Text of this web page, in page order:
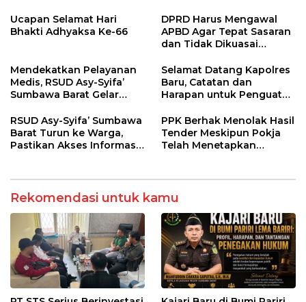
Melitus pada Lansia
hingga WNA
Ucapan Selamat Hari
Bhakti Adhyaksa Ke-66
DPRD Harus Mengawal
APBD Agar Tepat Sasaran
dan Tidak Dikuasai
Tertentu
Mendekatkan Pelayanan
Medis, RSUD Asy-Syifa’
Sumbawa Barat Gelar
Kesehatan di Taliwang
Selamat Datang Kapolres
Baru, Catatan dan
Harapan untuk Penguatan
RSUD Asy-Syifa’ Sumbawa
Barat Turun ke Warga,
Pastikan Akses Informasi
PPK Berhak Menolak Hasil
Tender Meskipun Pokja
Telah Menetapkan
Rekomendasi untuk kamu